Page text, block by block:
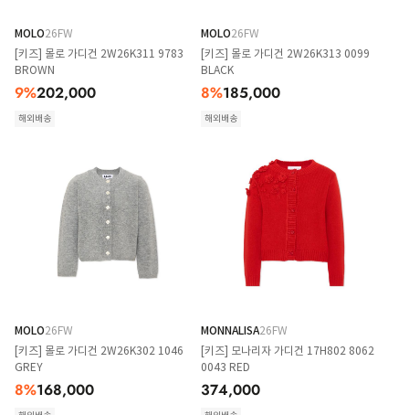
MOLO26FW
[키즈] 몰로 가디건 2W26K311 9783
BROWN
9%202,000
해외배송
MOLO26FW
[키즈] 몰로 가디건 2W26K313 0099
BLACK
8%185,000
해외배송
MOLO26FW
[키즈] 몰로 가디건 2W26K302 1046
GREY
8%168,000
MONNALISA26FW
[키즈] 모나리자 가디건 17H802 8062
0043 RED
374,000